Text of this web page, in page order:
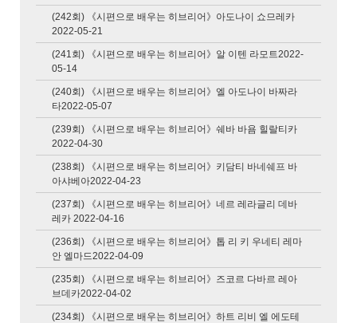
(242회) 《시편으로 배우는 히브리어》아도나이 쇼므레카
2022-05-21
(241회) 《시편으로 배우는 히브리어》알 이텐 라모트2022-
05-14
(240회) 《시편으로 배우는 히브리어》엘 아도나이 바짜라
타2022-05-07
(239회) 《시편으로 배우는 히브리어》쉐바 바욤 힐랄티카
2022-04-30
(238회) 《시편으로 배우는 히브리어》키담티 바네쉐프 바
아샤베아2022-04-23
(237회) 《시편으로 배우는 히브리어》네르 레라글리 데바
레카 2022-04-16
(236회) 《시편으로 배우는 히브리어》톱 리 키 우네티 레마
안 엘마드2022-04-09
(235회) 《시편으로 배우는 히브리어》즈코르 다바르 레아
브데카2022-04-02
(234회) 《시편으로 배우는 히브리어》하트 리비 엘 에도테